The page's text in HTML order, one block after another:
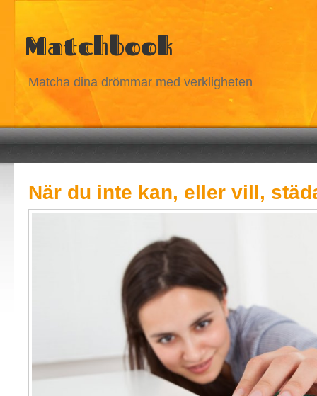
Matchbook
Matcha dina drömmar med verkligheten
När du inte kan, eller vill,